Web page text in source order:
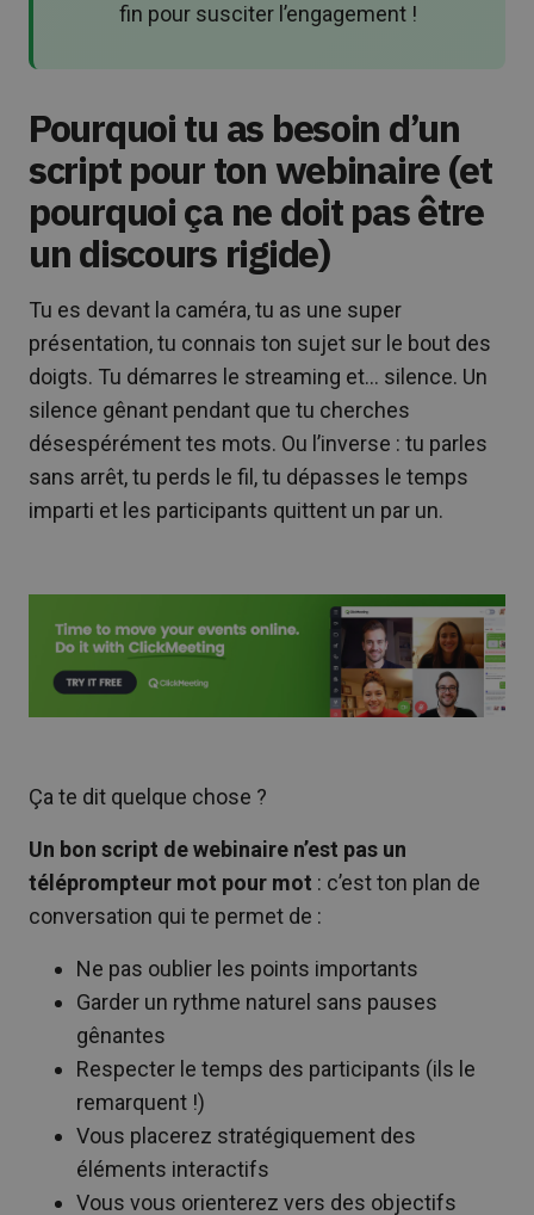
fin pour susciter l’engagement !
Pourquoi tu as besoin d’un
script pour ton webinaire (et
pourquoi ça ne doit pas être
un discours rigide)
Tu es devant la caméra, tu as une super
présentation, tu connais ton sujet sur le bout des
doigts. Tu démarres le streaming et… silence. Un
silence gênant pendant que tu cherches
désespérément tes mots. Ou l’inverse : tu parles
sans arrêt, tu perds le fil, tu dépasses le temps
imparti et les participants quittent un par un.
Ça te dit quelque chose ?
Un bon script de webinaire n’est pas un
téléprompteur mot pour mot : c’est ton plan de
conversation qui te permet de :
Ne pas oublier les points importants
Garder un rythme naturel sans pauses
gênantes
Respecter le temps des participants (ils le
remarquent !)
Vous placerez stratégiquement des
éléments interactifs
Vous vous orienterez vers des objectifs